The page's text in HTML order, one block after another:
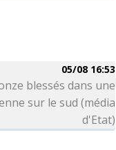
05/08 16:53
blessés dans une
sur le sud (média
d'Etat)